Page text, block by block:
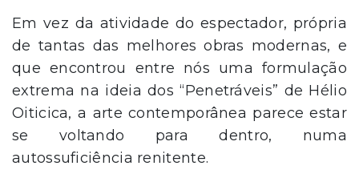
Em vez da atividade do espectador, própria
de tantas das melhores obras modernas, e
que encontrou entre nós uma formulação
extrema na ideia dos “Penetráveis” de Hélio
Oiticica, a arte contemporânea parece estar
se voltando para dentro, numa
autossuficiência renitente.